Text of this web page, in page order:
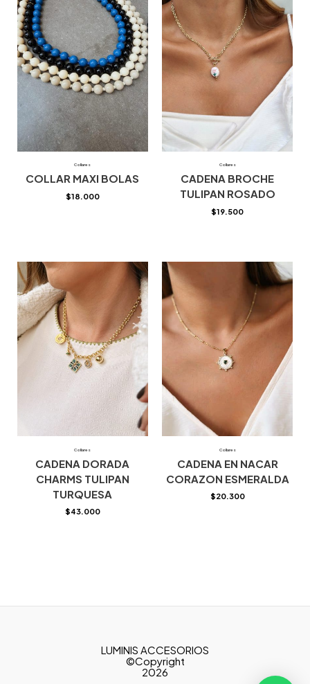
Collares
COLLAR MAXI BOLAS
$18.000
Collares
CADENA BROCHE
TULIPAN ROSADO
$19.500
Collares
CADENA DORADA
CHARMS TULIPAN
TURQUESA
$43.000
Collares
CADENA EN NACAR
CORAZON ESMERALDA
$20.300
LUMINIS ACCESORIOS
©Copyright
2026